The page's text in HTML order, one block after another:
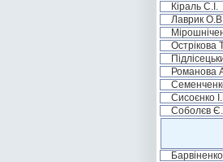
Кіраль С.І.
Лаврик
Острікова
Романова
Сисоєнко
Соболєв